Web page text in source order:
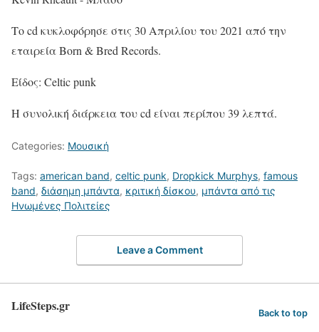
Το cd κυκλοφόρησε στις 30 Απριλίου του 2021 από την
εταιρεία Born & Bred Records.
Είδος: Celtic punk
Η συνολική διάρκεια του cd είναι περίπου 39 λεπτά.
Categories: Μουσική
Tags: american band, celtic punk, Dropkick Murphys, famous
band, διάσημη μπάντα, κριτική δίσκου, μπάντα από τις
Ηνωμένες Πολιτείες
Leave a Comment
LifeSteps.gr Back to top